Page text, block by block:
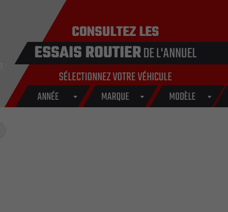
CONSULTEZ LES
ESSAIS ROUTIERDE L'ANNUEL
SÉLECTIONNEZ VOTRE VÉHICULE
ANNÉE MARQUE MODÈLE